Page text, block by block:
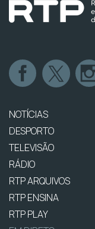
NOTÍCIAS
DESPORTO
TELEVISÃO
RÁDIO
RTP ARQUIVOS
RTP ENSINA
RTP PLAY